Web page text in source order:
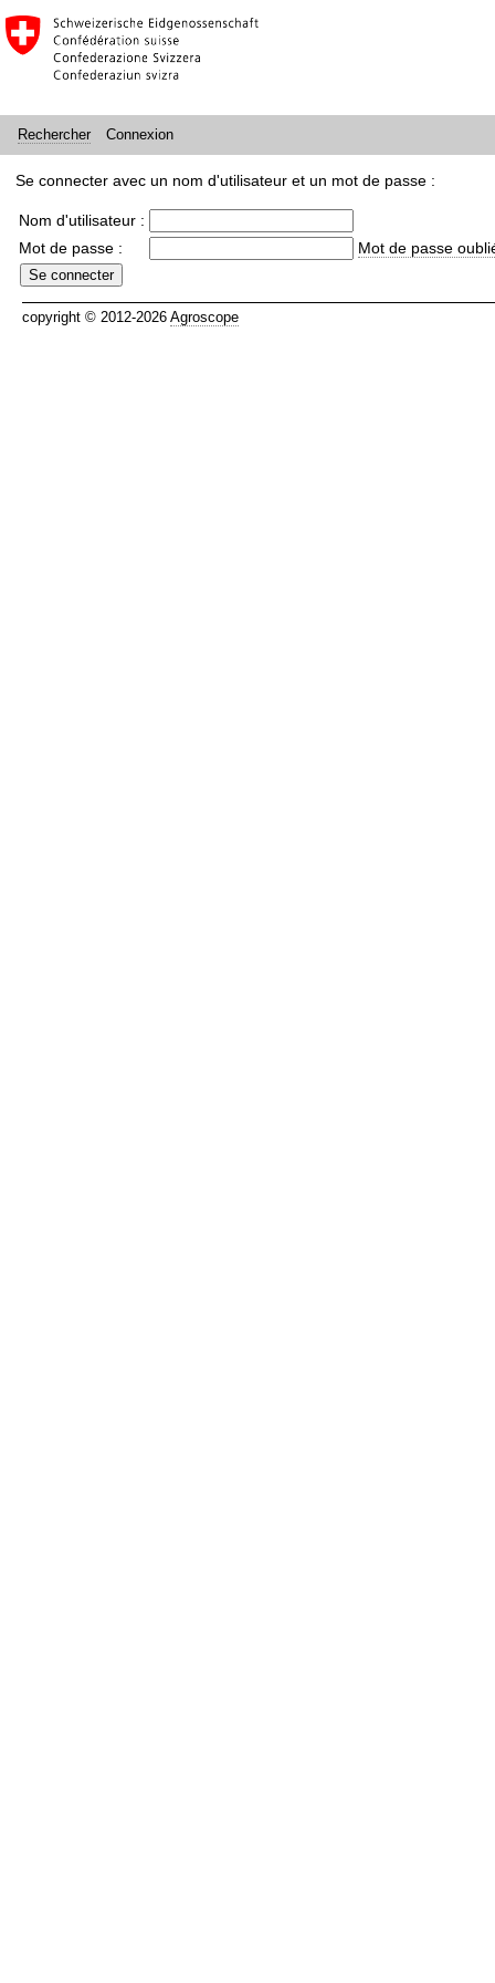
Rechercher Connexion
Se connecter avec un nom d'utilisateur et un mot de passe :
Nom d'utilisateur :
Mot de passe :
Mot de passe
copyright © 2012-2026 Agroscope